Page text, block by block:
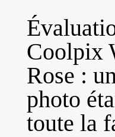
Coolpix
Rose :
photo
toute la